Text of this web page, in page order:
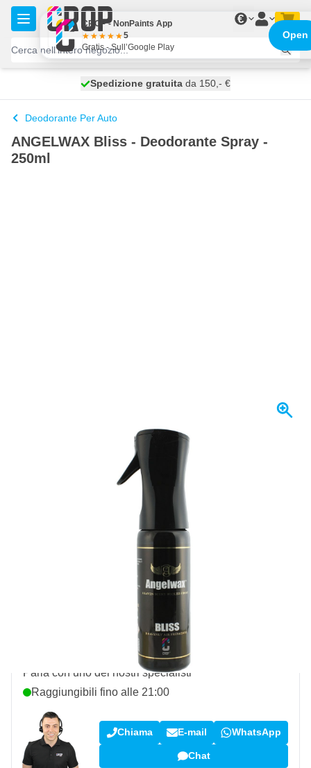
Salta al contenuto
€
spedito oggi
Spedizione gratuita da 150,- €
100 giorni
Deodorante Per Auto
ANGELWAX Bliss - Deodorante Spray -
250ml
incl. IVA
Aggiungi al Carrello
spedito oggi
da 150,- €
per resi & cambi
4,58/5
Domanda su questo prodotto?
Parla con uno dei nostri specialisti
Raggiungibili fino alle 21:00
Chiama E-mail WhatsApp
Chat
CROP - NonPaints App
5
Gratis - Sull’Google Play
Open